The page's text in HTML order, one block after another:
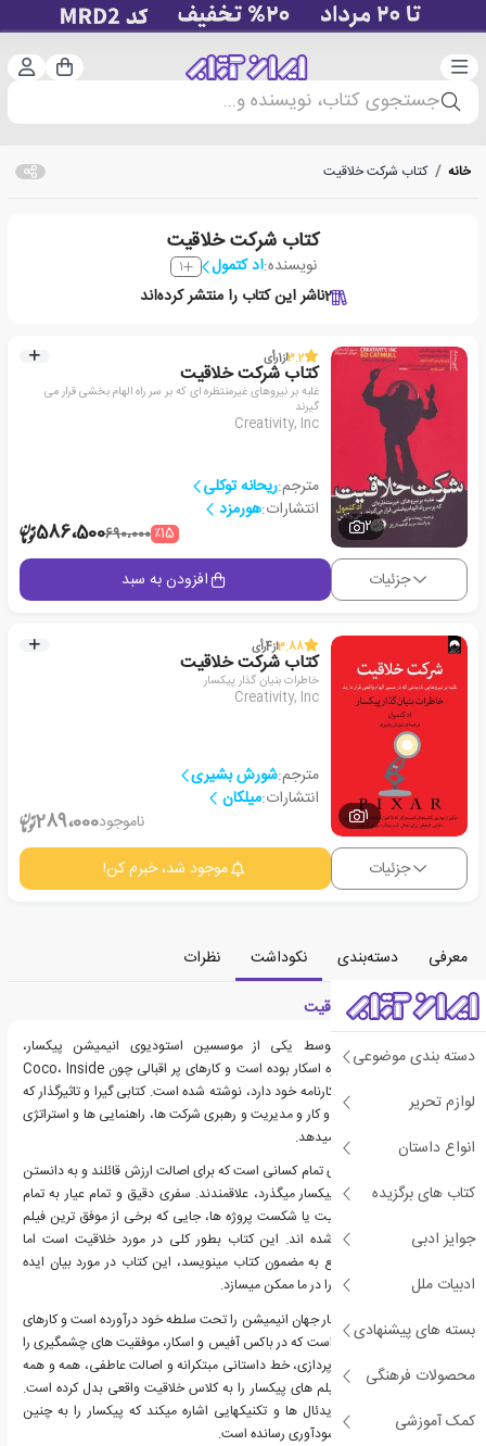
دسته‌بندی سبد
جستجوی کتاب، نویسنده و...
دسته بندی موضوعی
لوازم تحریر
انواع داستان
کتاب های برگزیده
جوایز ادبی
ادبیات ملل
بسته های پیشنهادی
محصولات فرهنگی
کمک آموزشی
خانه / کتاب شرکت خلاقیت
کتاب شرکت خلاقیت
نویسنده:اد کتمول 1
2ناشر این کتاب را منتشر کرده‌اند
2
3.2از1رأی
کتاب شرکت خلاقیت
غلبه بر نیروهای غیرمنتظره ای که بر سر راه الهام بخشی قرار می
گیرند
Creativity, Inc
مترجم:ریحانه توکلی
انتشارات:هورمزد
٪15690،000586،500
جزئیات افزودن به سبد
1
3.88از4رأی
کتاب شرکت خلاقیت
خاطرات بنیان گذار پیکسار
Creativity, Inc
مترجم:شورش بشیری
انتشارات:میلکان
ناموجود289،000
جزئیات موجود شد، خبرم کن!
معرفی دسته‌بندی نکوداشت
نظرات
معرفی کتاب شرکت خلاقیت
کتاب"شرکت خلاقیت" توسط یکی از موسسین استودیوی انیمیشن پیکسار،
استودیویی که برنده جایزه اسکار بوده است و کارهای پر اقبالی چون Coco، Inside
out و Toy Story را در کارنامه خود دارد، نوشته شده است. کتابی گیرا و تاثیرگذار که
در مورد خلاقیت در کسب و کار و مدیریت و رهبری شرکت ها، راهنمایی ها و استراتژی
هایی بسیار کاربردی ارائه میدهد.
کتاب"شرکت خلاقیت" برای تمام کسانی است که برای اصالت ارزش قائلند و به دانستن
تمام آنچه پشت درهای پیکسار میگذرد، علاقمندند. سفری دقیق و تمام عیار به تمام
جلسات بررسی علل موفقیت یا شکست پروژه ها، جایی که برخی از موفق ترین فیلم
های تاریخ آنجا ساخته شده اند. این کتاب بطور کلی در مورد خلاقیت است اما
همانطور که نویسنده راجع به مضمون کتاب مینویسد، این کتاب در مورد بیان ایده
هایی است که بهترین ها را در ما ممکن میسازد.
در بیست سال اخیر، پیکسار جهان انیمیشن را تحت سلطه خود درآورده است و کارهای
شگفت آوری را ارائه داده است که در باکس آفیس و اسکار، موفقیت های چشمگیری را
رقم زده اند. لذت داستان پردازی، خط داستانی مبتکرانه و اصالت عاطفی، همه و همه
از خصوصیاتی است که فیلم های پیکسار را به کلاس خلاقیت واقعی بدل کرده است.
کتمول در این کتاب به ایدئال ها و تکنیکهایی اشاره میکند که پیکسار را به چنین
موقعیت قابل تحسین و سودآوری رسانده است.